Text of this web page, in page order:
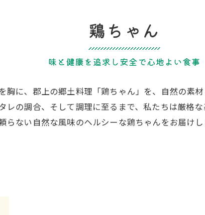
鶏ちゃん
味と健康を追求し安全で心地よい食事
に、郡上の郷土料理「鶏ちゃん」を、自然の素
の調合、そして調理に至るまで、私たちは厳格
ない自然な風味のヘルシーな鶏ちゃんをお届けし